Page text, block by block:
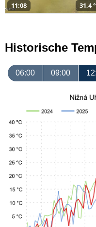
11:08 31,4
Historische
06:00 09:00